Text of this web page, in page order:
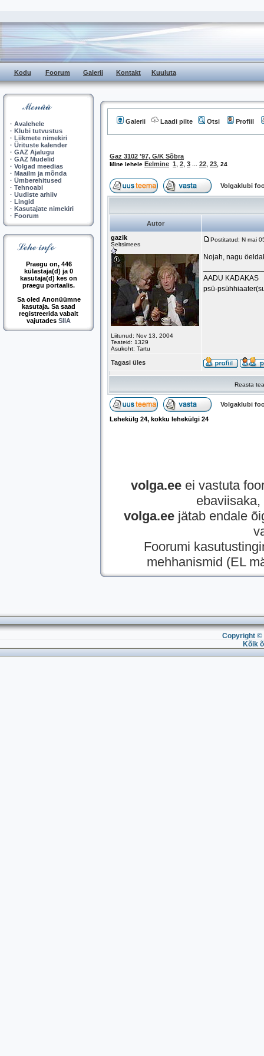
Kodu Foorum Galerii Kontakt Kuuluta
· Avalehele
· Klubi tutvustus
· Liikmete nimekiri
· Ürituste kalender
· GAZ Ajalugu
· GAZ Mudelid
· Volgad meedias
· Maailm ja mõnda
· Ümberehitused
· Tehnoabi
· Uudiste arhiiv
· Lingid
· Kasutajate nimekiri
· Foorum
Praegu on, 446
külastaja(d) ja 0
kasutaja(d) kes on
praegu portaalis.
Sa oled Anonüümne
kasutaja. Sa saad
registreerida vabalt
vajutades SIIA
Galerii Laadi pilte Otsi Profiil
Gaz 3102 '97, G/K Sõbra
Mine lehele Eelmine 1 2 3 22 23 24
Volgaklubi
Autor
gazik
Seltsimees
Liitunud: Nov 13, 2004
Teateid: 1329
Asukoht: Tartu
Postitatud: N mai
Nojah, nagu
AADU KADAKAS
psü-
Tagasi üles
Reasta
Volgaklubi
Lehekülg 24, kokku lehekülgi 24
volga.eeei vastuta
volga.ee jätab endale
Foorumi
mehhanismid (EL
Copyright ©
Kõik